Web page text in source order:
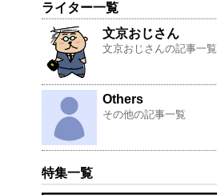
ライター一覧
文京おじさん
文京おじさんの記事一覧
Others
その他の記事一覧
特集一覧